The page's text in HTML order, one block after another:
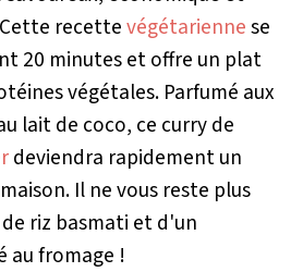
recettevégétariennese
20 minutes et offre un plat
végétales. Parfumé aux
lait de coco, ce curry de
deviendra rapidement un
Il ne vous reste plus
riz basmati et d'un
au fromage !